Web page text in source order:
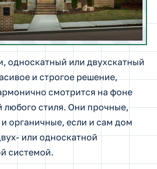
односкатный или двухскатный
и строгое решение,
смотрится на фоне
любого стиля. Они прочные,
органичные, если и сам дом
или односкатной
системой.